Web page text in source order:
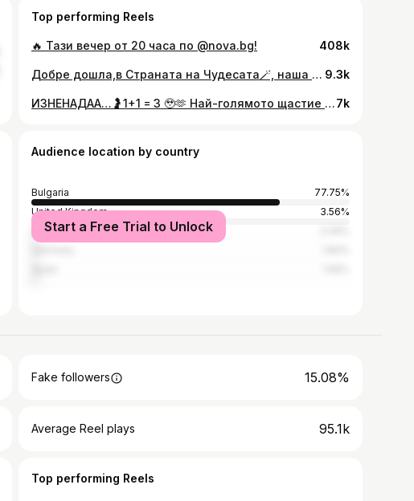
Top performing Reels
🔥 Тази вечер от 20 часа по @nova.bg! 408k
Добре дошла,в Страната на Чудесатa🪄, наша приказна Алиса💕 01.06.2025 г в 7:28 сутринта, на бял свят се появи най-голямото вълшебство в живота ни!🥹💝 От днес любовта ни е още по-силна и има смисъл, за всичко, което ни предстои от тук нататък в живота - ЗАЕДНО, вече трима🧑‍🧒‍🧒🩷 ОБИЧАМ ВИ!🫶 #baby #family #love 9.3k
ИЗНЕНАДАА…🤰1+1 = 3 🥹🫶 Най-голямото щастие в живота ни е на път, да стане реалност🔜 2025🧑‍🧑‍🧒 Смисълът на всичко, в една снимка - истинска любов и нейното бъдеще.♾️ Никога не сме се съмнявали, че заедно ще градим семейство, защото от ден едно знаехме, че тази любов ще прерастне в най-голямата сила, която ще ни движи напред и ще създаде бъдеще с ценности и истински неща в живота! Благодарна съм с цялото си сърце, че те имам в живота си @vgeorgiev__ и споделяме заедно пътя си, изпълнен с искрени чувства, които винаги са управлявали света ни!🌎 Обичам те! И все повече… И повече❤️ #babycomingsoon7k
Audience location by country
Bulgaria
77.75%
United Kingdom
3.56%
United States
Start a Free Trial to Unlock
Fake followers 15.08%
Average Reel plays 95.1k
Top performing Reels